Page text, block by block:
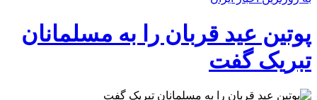
پوتین عید قربان را به مسلمانان
تبریک گفت